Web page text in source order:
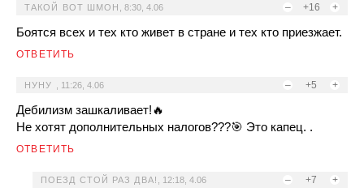
– +16 +
ТАКОЙ ВОТ ШМОН ,8:30, 4.06
Боятся всех и тех кто живет в стране и тех кто приезжает.
ОТВЕТИТЬ
– +5 +
НУНУ 11:26, 4.06
Дебилизм зашкаливает!🔥
Не хотят дополнительных налогов???🎯 Это капец. .
ОТВЕТИТЬ
– +7 +
ПОЕЗД СТОЙ РАЗ ДВА! 12:18, 4.06